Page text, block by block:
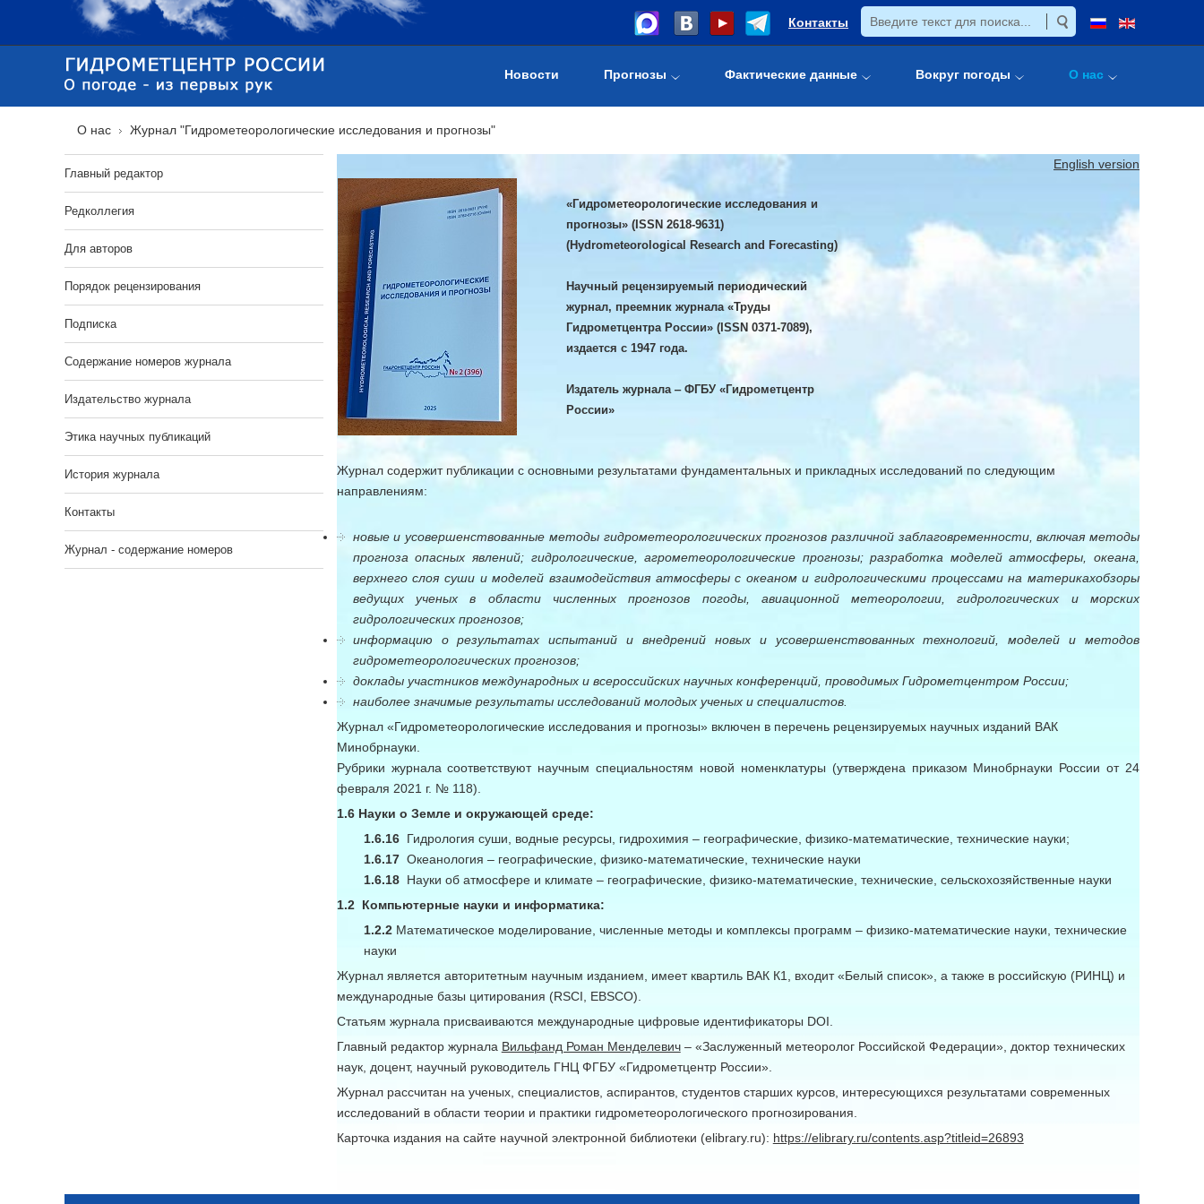
Контакты
Новости Прогнозы Фактические данные Вокруг погоды О нас
О нас Журнал "Гидрометеорологические исследования и прогнозы"
English version
«Гидрометеорологические исследования и
прогнозы» (ISSN 2618-9631)
(Hydrometeorological Research and Forecasting)
Научный рецензируемый периодический
журнал, преемник журнала «Труды
Гидрометцентра России» (ISSN 0371-7089),
издается с 1947 года.
Издатель журнала ‒ ФГБУ «Гидрометцентр
России»
Журнал содержит публикации с основными результатами фундаментальных и прикладных исследований по следующим
направлениям:
новые и усовершенствованные методы гидрометеорологических прогнозов различной заблаговременности, включая методы
прогноза опасных явлений; гидрологические, агрометеорологические прогнозы; разработка моделей атмосферы, океана,
верхнего слоя суши и моделей взаимодействия атмосферы с океаном и гидрологическими процессами на материкахобзоры
ведущих ученых в области численных прогнозов погоды, авиационной метеорологии, гидрологических и морских
гидрологических прогнозов;
информацию о результатах испытаний и внедрений новых и усовершенствованных технологий, моделей и методов
гидрометеорологических прогнозов;
доклады участников международных и всероссийских научных конференций, проводимых Гидрометцентром России;
наиболее значимые результаты исследований молодых ученых и специалистов.
Журнал «Гидрометеорологические исследования и прогнозы» включен в перечень рецензируемых научных изданий ВАК
Минобрнауки.
Рубрики журнала соответствуют научным специальностям новой номенклатуры (утверждена приказом Минобрнауки России от 24
февраля 2021 г. № 118).
1.6 Науки о Земле и окружающей среде:
1.6.16Гидрология суши, водные ресурсы, гидрохимия ‒ географические, физико-математические, технические науки;
1.6.17Океанология ‒ географические, физико-математические, технические науки
1.6.18 Науки об атмосфере и климате ‒ географические, физико-математические, технические, сельскохозяйственные науки
1.2 Компьютерные науки и информатика:
1.2.2 Математическое моделирование, численные методы и комплексы программ ‒ физико-математические науки, технические
науки
Журнал является авторитетным научным изданием, имеет квартиль ВАК К1, входит «Белый список», а также в российскую (РИНЦ) и
международные базы цитирования (RSCI, EBSCO).
Статьям журнала присваиваются международные цифровые идентификаторы DOI.
Главный редактор журнала Вильфанд Роман Менделевич‒ «Заслуженный метеоролог Российской Федерации», доктор технических
наук, доцент, научный руководитель ГНЦ ФГБУ «Гидрометцентр России».
Журнал рассчитан на ученых, специалистов, аспирантов, студентов старших курсов, интересующихся результатами современных
исследований в области теории и практики гидрометеорологического прогнозирования.
Карточка издания на сайте научной электронной библиотеки (elibrary.ru): https://elibrary.ru/contents.asp?titleid=26893
Главный редактор
Редколлегия
Для авторов
Порядок рецензирования
Подписка
Содержание номеров журнала
Издательство журнала
Этика научных публикаций
История журнала
Контакты
Журнал - содержание номеров